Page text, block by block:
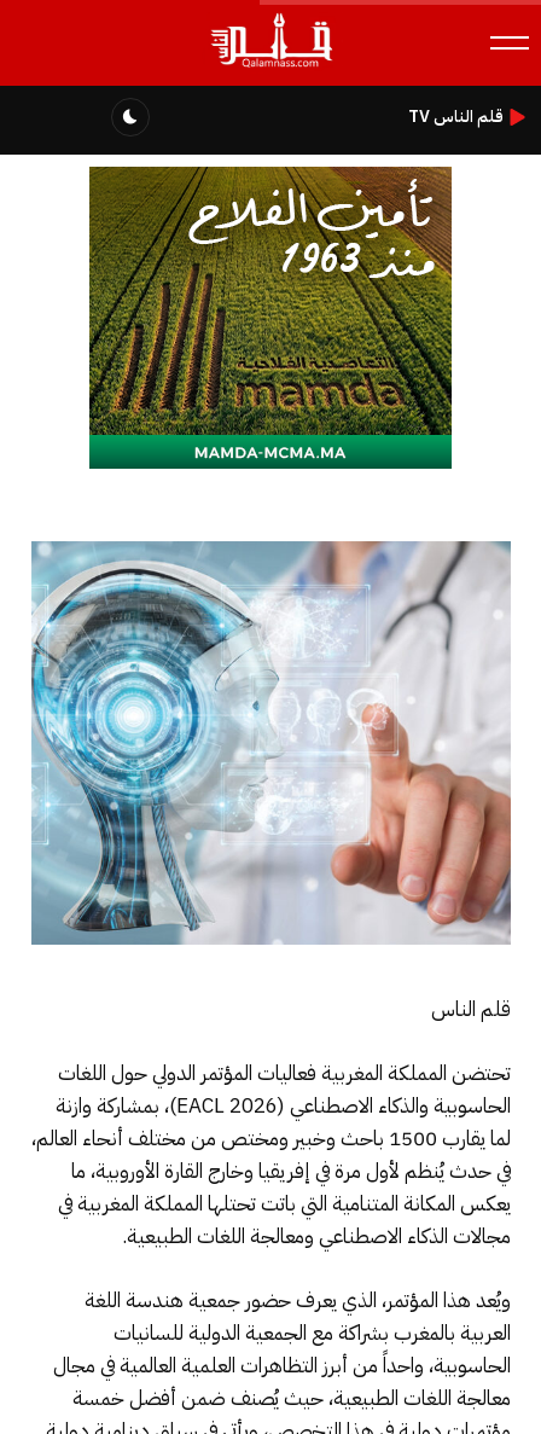
قلم الناس TV
قلم الناس
تحتضن المملكة المغربية فعاليات المؤتمر الدولي حول اللغات
الحاسوبية والذكاء الاصطناعي (EACL 2026)، بمشاركة وازنة
لما يقارب 1500 باحث وخبير ومختص من مختلف أنحاء العالم،
في حدث يُنظم لأول مرة في إفريقيا وخارج القارة الأوروبية، ما
يعكس المكانة المتنامية التي باتت تحتلها المملكة المغربية في
مجالات الذكاء الاصطناعي ومعالجة اللغات الطبيعية.
ويُعد هذا المؤتمر، الذي يعرف حضور جمعية هندسة اللغة
العربية بالمغرب بشراكة مع الجمعية الدولية للسانيات
الحاسوبية، واحداً من أبرز التظاهرات العلمية العالمية في مجال
معالجة اللغات الطبيعية، حيث يُصنف ضمن أفضل خمسة